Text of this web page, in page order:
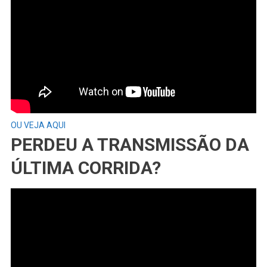
OU VEJA AQUI
PERDEU A TRANSMISSÃO DA
ÚLTIMA CORRIDA?